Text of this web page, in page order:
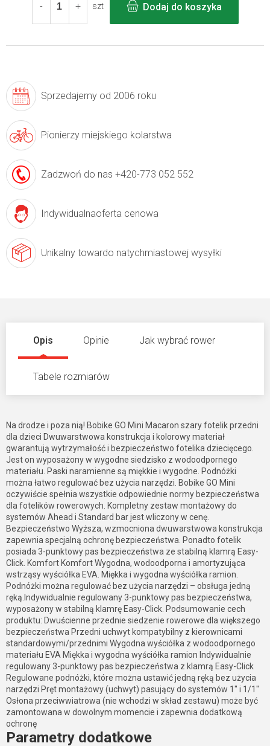
szt
Dodaj do koszyka
Sprzedajemy od 2006 roku
Pionierzy miejskiego kolarstwa
Zadzwoń do nas +420-773 052 552
Indywidualnaoferta cenowa
Unikalny towardo natychmiastowej wysyłki
Opis Opinie Jak wybrać rower
Tabele rozmiarów
Na drodze i poza nią! Bobike GO Mini Macaron szary fotelik przedni
dla dzieci Dwuwarstwowa konstrukcja i kolorowy materiał
gwarantują wytrzymałość i bezpieczeństwo fotelika dziecięcego.
Jest on wyposażony w wygodne siedzisko z wodoodpornego
materiału. Paski naramienne są miękkie i wygodne. Podnóżki
można łatwo regulować bez użycia narzędzi. Bobike GO Mini
oczywiście spełnia wszystkie odpowiednie normy bezpieczeństwa
dla fotelików rowerowych. Kompletny zestaw montażowy do
systemów Ahead i Standard bar jest wliczony w cenę.
Bezpieczeństwo Wyższa, wzmocniona dwuwarstwowa konstrukcja
zapewnia specjalną ochronę bezpieczeństwa. Ponadto fotelik
posiada 3-punktowy pas bezpieczeństwa ze stabilną klamrą Easy-
Click. Komfort Komfort Wygodna, wodoodporna i amortyzująca
wstrząsy wyściółka EVA. Miękka i wygodna wyściółka ramion.
Podnóżki można regulować bez użycia narzędzi – obsługa jedną
ręką.Indywidualnie regulowany 3-punktowy pas bezpieczeństwa,
wyposażony w stabilną klamrę Easy-Click. Podsumowanie cech
produktu: Dwuścienne przednie siedzenie rowerowe dla większego
bezpieczeństwa Przedni uchwyt kompatybilny z kierownicami
standardowymi/przednimi Wygodna wyściółka z wodoodpornego
materiału EVA Miękka i wygodna wyściółka ramion Indywidualnie
regulowany 3-punktowy pas bezpieczeństwa z klamrą Easy-Click
Regulowane podnóżki, które można ustawić jedną ręką bez użycia
narzędzi Pręt montażowy (uchwyt) pasujący do systemów 1'' i 1/1''
Osłona przeciwwiatrowa (nie wchodzi w skład zestawu) może być
zamontowana w dowolnym momencie i zapewnia dodatkową
ochronę
Parametry dodatkowe